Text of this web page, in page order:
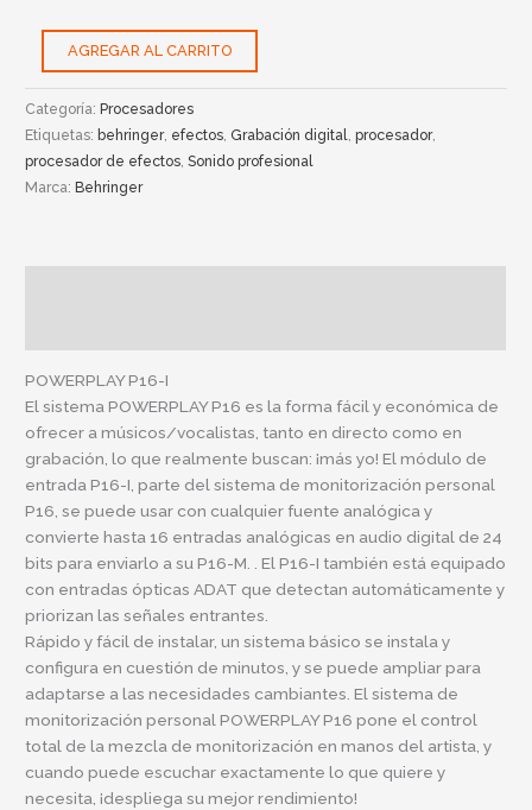
AGREGAR AL CARRITO
Categoría:Procesadores
Etiquetas: behringer, efectos, Grabación digital,procesador,
procesador de efectos,Sonido profesional
Marca:Behringer
POWERPLAY P16-I
El sistema POWERPLAY P16 es la forma fácil y económica de
ofrecer a músicos/vocalistas, tanto en directo como en
grabación, lo que realmente buscan: ¡más yo! El módulo de
entrada P16-I, parte del sistema de monitorización personal
P16, se puede usar con cualquier fuente analógica y
convierte hasta 16 entradas analógicas en audio digital de 24
bits para enviarlo a suP16-M.
. El P16-I también está equipado
con entradas ópticas ADAT que detectan automáticamente y
priorizan las señales entrantes.
Rápido y fácil de instalar, un sistema básico se instala y
configura en cuestión de minutos, y se puede ampliar para
adaptarse a las necesidades cambiantes. El sistema de
monitorización personal POWERPLAY P16 pone el control
total de la mezcla de monitorización en manos del artista, y
cuando puede escuchar exactamente lo que quiere y
necesita, ¡despliega su mejor rendimiento!